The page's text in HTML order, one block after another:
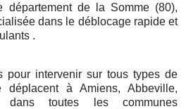
département de la Somme (80),
dans le déblocage rapide et
.
pour intervenir sur tous types de
déplacent à Amiens, Abbeville,
toutes les communes